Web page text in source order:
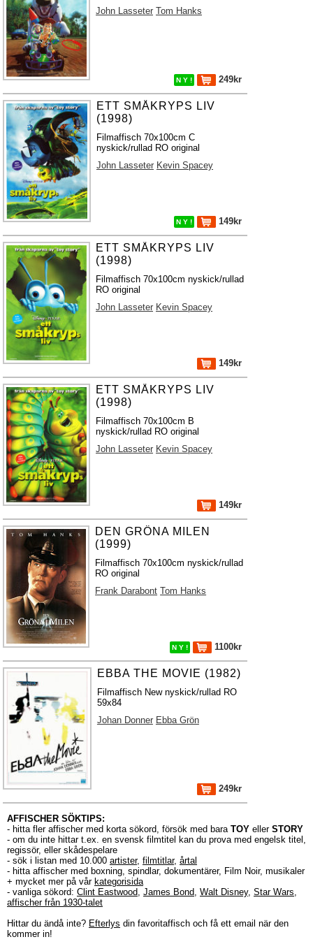
John Lasseter Tom Hanks
N Y ! 249kr
ETT SMÅKRYPS LIV
(1998)
Filmaffisch 70x100cm C
nyskick/rullad RO original
John Lasseter Kevin Spacey
N Y ! 149kr
ETT SMÅKRYPS LIV
(1998)
Filmaffisch 70x100cm nyskick/rullad
RO original
John Lasseter Kevin Spacey
149kr
ETT SMÅKRYPS LIV
(1998)
Filmaffisch 70x100cm B
nyskick/rullad RO original
John Lasseter Kevin Spacey
149kr
DEN GRÖNA MILEN
(1999)
Filmaffisch 70x100cm nyskick/rullad
RO original
Frank Darabont Tom Hanks
N Y ! 1100kr
EBBA THE MOVIE (1982)
Filmaffisch New nyskick/rullad RO
59x84
Johan Donner Ebba Grön
249kr
AFFISCHER SÖKTIPS:
- hitta fler affischer med korta sökord, försök med bara TOY eller STORY
- om du inte hittar t.ex. en svensk filmtitel kan du prova med engelsk titel,
regissör, eller skådespelare
- sök i listan med 10.000 artister, filmtitlar, årtal
- hitta affischer med boxning, spindlar, dokumentärer, Film Noir, musikaler
+ mycket mer på vår kategorisida
- vanliga sökord: Clint Eastwood, James Bond, Walt Disney, Star Wars,
affischer från 1930-talet
Hittar du ändå inte? Efterlys din favoritaffisch och få ett email när den
kommer in!